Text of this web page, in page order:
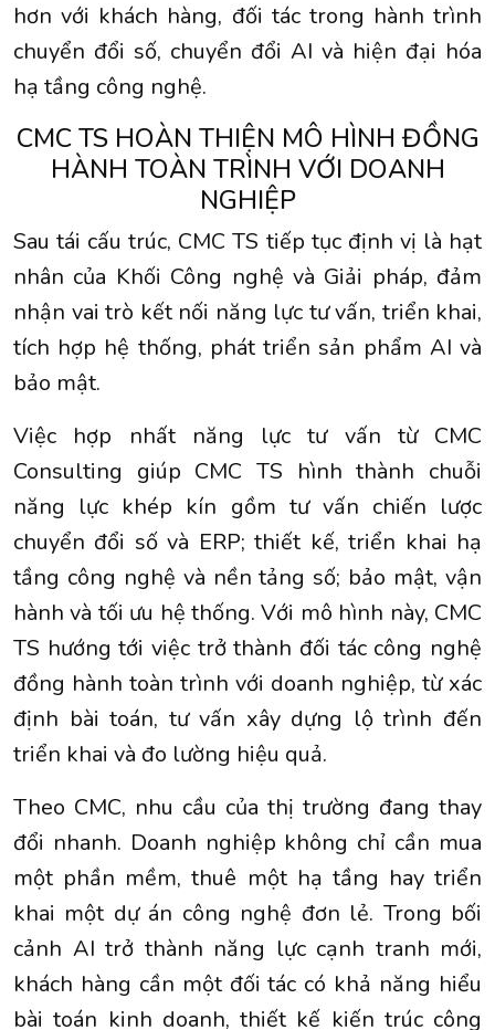
hơn với khách hàng, đối tác trong hành trình
chuyển đổi số, chuyển đổi AI và hiện đại hóa
hạ tầng công nghệ.
CMC TS HOÀN THIỆN MÔ HÌNH ĐỒNG
HÀNH TOÀN TRÌNH VỚI DOANH
NGHIỆP
Sau tái cấu trúc, CMC TS tiếp tục định vị là hạt
nhân của Khối Công nghệ và Giải pháp, đảm
nhận vai trò kết nối năng lực tư vấn, triển khai,
tích hợp hệ thống, phát triển sản phẩm AI và
bảo mật.
Việc hợp nhất năng lực tư vấn từ CMC
Consulting giúp CMC TS hình thành chuỗi
năng lực khép kín gồm tư vấn chiến lược
chuyển đổi số và ERP; thiết kế, triển khai hạ
tầng công nghệ và nền tảng số; bảo mật, vận
hành và tối ưu hệ thống. Với mô hình này, CMC
TS hướng tới việc trở thành đối tác công nghệ
đồng hành toàn trình với doanh nghiệp, từ xác
định bài toán, tư vấn xây dựng lộ trình đến
triển khai và đo lường hiệu quả.
Theo CMC, nhu cầu của thị trường đang thay
đổi nhanh. Doanh nghiệp không chỉ cần mua
một phần mềm, thuê một hạ tầng hay triển
khai một dự án công nghệ đơn lẻ. Trong bối
cảnh AI trở thành năng lực cạnh tranh mới,
khách hàng cần một đối tác có khả năng hiểu
bài toán kinh doanh, thiết kế kiến trúc công